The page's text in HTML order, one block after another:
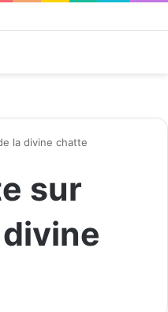
la divine chatte
sur